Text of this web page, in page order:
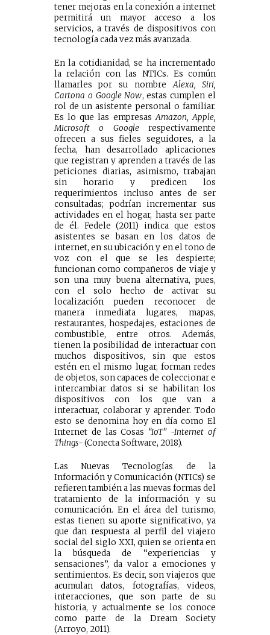
tener mejoras en la conexión a internet
permitirá un mayor acceso a los
servicios, a través de dispositivos con
tecnología cada vez más avanzada.
En la cotidianidad, se ha incrementado
la relación con las NTICs. Es común
llamarles por su nombreAlexa, Siri,
Cartona o Google Now, estas cumplen el
rol de un asistente personal o familiar.
Es lo que las empresasAmazon, Apple,
Microsoft o Googlerespectivamente
ofrecen a sus fieles seguidores, a la
fecha, han desarrollado aplicaciones
que registran y aprenden a través de las
peticiones diarias, asimismo, trabajan
sin horario y predicen los
requerimientos incluso antes de ser
consultadas; podrían incrementar sus
actividades en el hogar, hasta ser parte
de él. Fedele (2011) indica que estos
asistentes se basan en los datos de
internet, en su ubicación y en el tono de
voz con el que se les despierte;
funcionan como compañeros de viaje y
son una muy buena alternativa, pues,
con el solo hecho de activar su
localización pueden reconocer de
manera inmediata lugares, mapas,
restaurantes, hospedajes, estaciones de
combustible, entre otros. Además,
tienen la posibilidad de interactuar con
muchos dispositivos, sin que estos
estén en el mismo lugar, forman redes
de objetos, son capaces de coleccionar e
intercambiar datos si se habilitan los
dispositivos con los que van a
interactuar, colaborar y aprender. Todo
esto se denomina hoy en día como El
Internet de las Cosas “IoT” -Internet of
Things-(Conecta Software, 2018).
Las Nuevas Tecnologías de la
Información y Comunicación (NTICs) se
refieren también a las nuevas formas del
tratamiento de la información y su
comunicación. En el área del turismo,
estas tienen su aporte significativo, ya
que dan respuesta al perfil del viajero
social del siglo XXI, quien se orienta en
la búsqueda de “experiencias y
sensaciones”, da valor a emociones y
sentimientos. Es decir, son viajeros que
acumulan datos, fotografías, videos,
interacciones, que son parte de su
historia, y actualmente se los conoce
como parte de la Dream Society
(Arroyo, 2011).